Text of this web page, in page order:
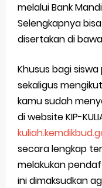
melalui Bank
Selengkapnya
disertakan di
Khusus bagi
sekaligus
kamu sudah
di website KIP-
secara lengkap
melakukan
ini dimaksudkan